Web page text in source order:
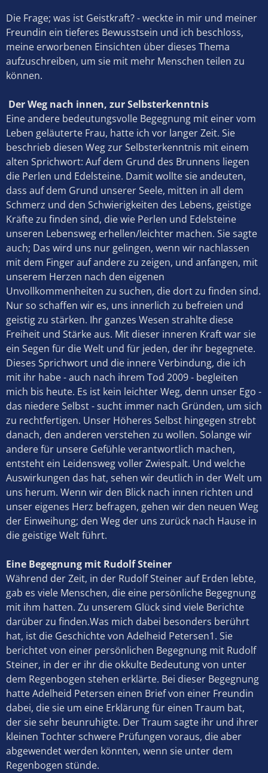
Die Frage; was ist Geistkraft? - weckte in mir und meiner
Freundin ein tieferes Bewusstsein und ich beschloss,
meine erworbenen Einsichten über dieses Thema
aufzuschreiben, um sie mit mehr Menschen teilen zu
können.
Der Weg nach innen, zur Selbsterkenntnis
Eine andere bedeutungsvolle Begegnung mit einer vom
Leben geläuterte Frau, hatte ich vor langer Zeit. Sie
beschrieb diesen Weg zur Selbsterkenntnis mit einem
alten Sprichwort: Auf dem Grund des Brunnens liegen
die Perlen und Edelsteine. Damit wollte sie andeuten,
dass auf dem Grund unserer Seele, mitten in all dem
Schmerz und den Schwierigkeiten des Lebens, geistige
Kräfte zu finden sind, die wie Perlen und Edelsteine
unseren Lebensweg erhellen/leichter machen. Sie sagte
auch; Das wird uns nur gelingen, wenn wir nachlassen
mit dem Finger auf andere zu zeigen, und anfangen, mit
unserem Herzen nach den eigenen
Unvollkommenheiten zu suchen, die dort zu finden sind.
Nur so schaffen wir es, uns innerlich zu befreien und
geistig zu stärken. Ihr ganzes Wesen strahlte diese
Freiheit und Stärke aus. Mit dieser inneren Kraft war sie
ein Segen für die Welt und für jeden, der ihr begegnete.
Dieses Sprichwort und die innere Verbindung, die ich
mit ihr habe - auch nach ihrem Tod 2009 - begleiten
mich bis heute. Es ist kein leichter Weg, denn unser Ego -
das niedere Selbst - sucht immer nach Gründen, um sich
zu rechtfertigen. Unser Höheres Selbst hingegen strebt
danach, den anderen verstehen zu wollen. Solange wir
andere für unsere Gefühle verantwortlich machen,
entsteht ein Leidensweg voller Zwiespalt. Und welche
Auswirkungen das hat, sehen wir deutlich in der Welt um
uns herum. Wenn wir den Blick nach innen richten und
unser eigenes Herz befragen, gehen wir den neuen Weg
der Einweihung; den Weg der uns zurück nach Hause in
die geistige Welt führt.
Eine Begegnung mit Rudolf Steiner
Während der Zeit, in der Rudolf Steiner auf Erden lebte,
gab es viele Menschen, die eine persönliche Begegnung
mit ihm hatten. Zu unserem Glück sind viele Berichte
darüber zu finden.Was mich dabei besonders berührt
hat, ist die Geschichte von Adelheid Petersen1. Sie
berichtet von einer persönlichen Begegnung mit Rudolf
Steiner, in der er ihr die okkulte Bedeutung von unter
dem Regenbogen stehen erklärte. Bei dieser Begegnung
hatte Adelheid Petersen einen Brief von einer Freundin
dabei, die sie um eine Erklärung für einen Traum bat,
der sie sehr beunruhigte. Der Traum sagte ihr und ihrer
kleinen Tochter schwere Prüfungen voraus, die aber
abgewendet werden könnten, wenn sie unter dem
Regenbogen stünde.